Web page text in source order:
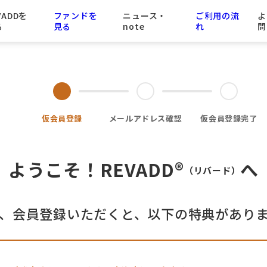
を
ファンドを
見る
ニュース・
note
ご利用の流
れ
問
仮会員登録 メールアドレス確認 仮会員登録完了
ようこそ！ REVADD® （リバード） へ
会員登録いただくと、以下の特典があり